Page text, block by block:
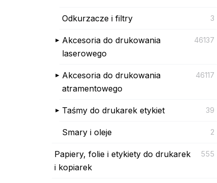
Odkurzacze i filtry 3
Akcesoria do drukowania
laserowego
46137
Akcesoria do drukowania
atramentowego
46117
Taśmy do drukarek etykiet 39
Smary i oleje 2
Papiery, folie i etykiety do drukarek
i kopiarek
555